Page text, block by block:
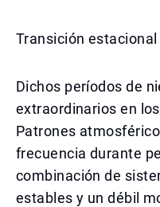
Transición
Dichos períodos de
extraordinarios en
Patrones
frecuencia durante
combinación de
estables y un débil